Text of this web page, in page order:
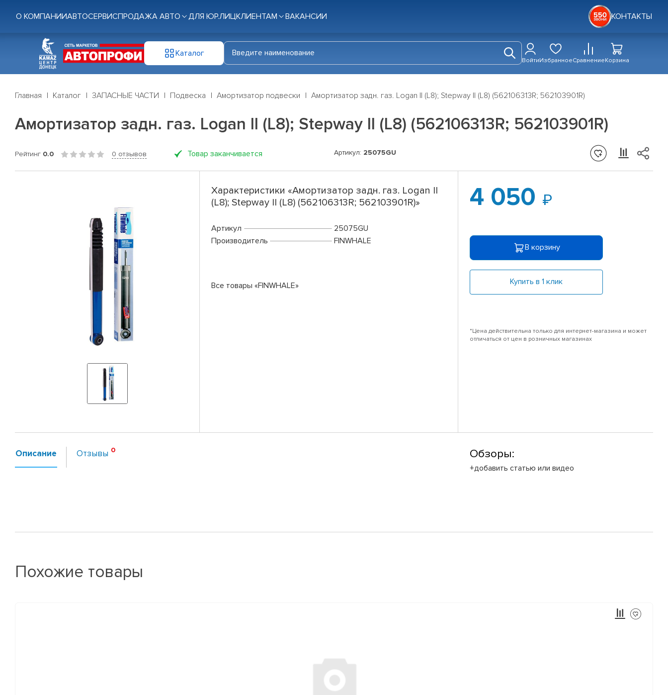
О КОМПАНИИАВТОСЕРВИСПРОДАЖА АВТО ДЛЯ ЮР.ЛИЦКЛИЕНТАМ ВАКАНСИИ КОНТАКТЫ
Каталог
ВойтиИзбранноеСравнениеКорзина
Главная Каталог ЗАПАСНЫЕ ЧАСТИ Подвеска Амортизатор подвески Амортизатор задн. газ. Logan II (L8); Stepway II (L8) (562106313R; 562103901R)
Амортизатор задн. газ. Logan II (L8); Stepway II (L8) (562106313R; 562103901R)
Рейтинг 0.0 0 отзывов Товар заканчивается Артикул: 25075GU
Характеристики «Амортизатор задн. газ. Logan II
(L8); Stepway II (L8) (562106313R; 562103901R)»
Артикул
25075GU
Производитель
FINWHALE
Все товары «FINWHALE»
4 050
В корзину
Купить в 1 клик
*Цена действительна только для интернет-магазина и может
отличаться от цен в розничных магазинах
Описание Отзывы Обзоры:
+добавить статью или видео
Похожие товары